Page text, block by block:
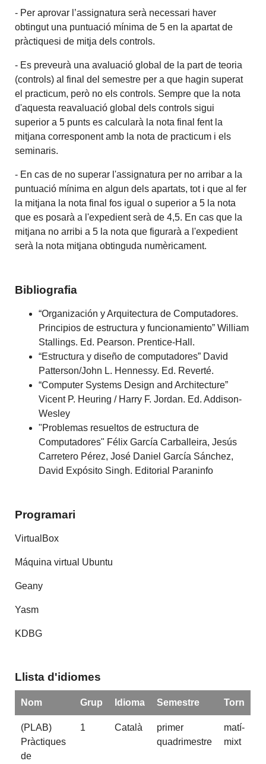
- Per aprovar l’assignatura serà necessari haver
obtingut una puntuació mínima de 5 en la apartat de
pràctiquesi de mitja dels controls.
- Es preveurà una avaluació global de la part de teoria
(controls) al final del semestre per a que hagin superat
el practicum, però no els controls. Sempre que la nota
d'aquesta reavaluació global dels controls sigui
superior a 5 punts es calcularà la nota final fent la
mitjana corresponent amb la nota de practicum i els
seminaris.
- En cas de no superar l'assignatura per no arribar a la
puntuació mínima en algun dels apartats, tot i que al fer
la mitjana la nota final fos igual o superior a 5 la nota
que es posarà a l'expedient serà de 4,5. En cas que la
mitjana no arribi a 5 la nota que figurarà a l'expedient
serà la nota mitjana obtinguda numèricament.
Bibliografia
“Organización y Arquitectura de Computadores.
Principios de estructura y funcionamiento” William
Stallings. Ed. Pearson. Prentice-Hall.
“Estructura y diseño de computadores” David
Patterson/John L. Hennessy. Ed. Reverté.
“Computer Systems Design and Architecture”
Vicent P. Heuring / Harry F. Jordan. Ed. Addison-
Wesley
"Problemas resueltos de estructura de
Computadores" Félix García Carballeira, Jesús
Carretero Pérez, José Daniel García Sánchez,
David Expósito Singh. Editorial Paraninfo
Programari
VirtualBox
Máquina virtual Ubuntu
Geany
Yasm
KDBG
Llista d'idiomes
Nom Grup Idioma Semestre Torn
(PLAB)
Pràctiques
de
1 Català
primer
quadrimestre
matí-
mixt